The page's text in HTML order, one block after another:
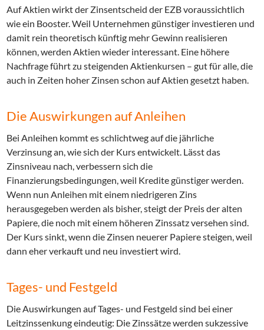
Auf Aktien wirkt der Zinsentscheid der EZB voraussichtlich
wie ein Booster. Weil Unternehmen günstiger investieren und
damit rein theoretisch künftig mehr Gewinn realisieren
können, werden Aktien wieder interessant. Eine höhere
Nachfrage führt zu steigenden Aktienkursen – gut für alle, die
auch in Zeiten hoher Zinsen schon auf Aktien gesetzt haben.
Die Auswirkungen auf Anleihen
Bei Anleihen kommt es schlichtweg auf die jährliche
Verzinsung an, wie sich der Kurs entwickelt. Lässt das
Zinsniveau nach, verbessern sich die
Finanzierungsbedingungen, weil Kredite günstiger werden.
Wenn nun Anleihen mit einem niedrigeren Zins
herausgegeben werden als bisher, steigt der Preis der alten
Papiere, die noch mit einem höheren Zinssatz versehen sind.
Der Kurs sinkt, wenn die Zinsen neuerer Papiere steigen, weil
dann eher verkauft und neu investiert wird.
Tages- und Festgeld
Die Auswirkungen auf Tages- und Festgeld sind bei einer
Leitzinssenkung eindeutig: Die Zinssätze werden sukzessive